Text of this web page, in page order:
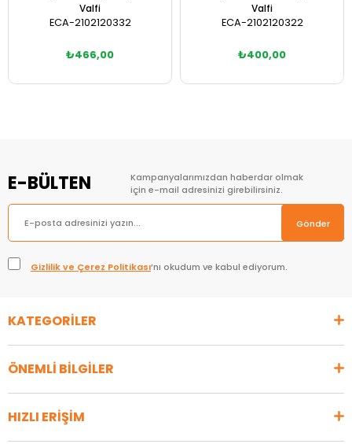
Valfi
ECA-2102120332
₺466,00
Valfi
ECA-2102120322
₺400,00
E-BÜLTEN
Kampanyalarımızdan haberdar olmak
için e-mail adresinizi girebilirsiniz.
Gönder
Gizlilik ve Çerez Politikası’nı okudum ve kabul ediyorum.
KATEGORİLER
ÖNEMLİ BİLGİLER
HIZLI ERİŞİM